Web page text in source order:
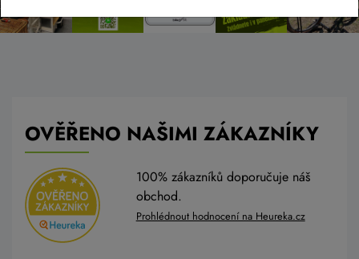
OVĚŘENO NAŠIMI ZÁKAZNÍKY
100% zákazníků doporučuje náš
obchod.
Prohlédnout hodnocení na Heureka.cz